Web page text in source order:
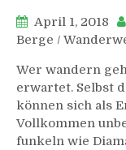
April 1, 2018
Berge /
Wer wandern
erwartet. Selbst
können sich als
Vollkommen
funkeln wie